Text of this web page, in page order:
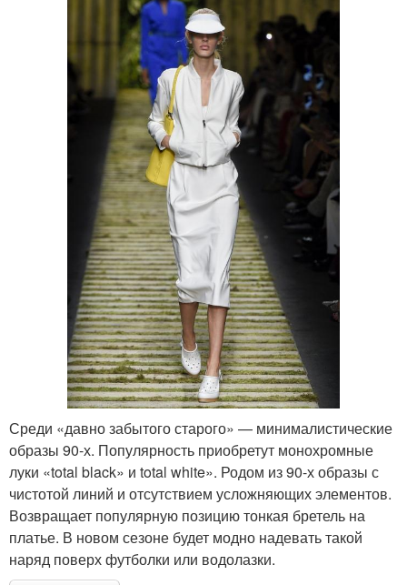
Среди «давно забытого старого» — минималистические
образы 90-х. Популярность приобретут монохромные
луки «total black» и total white». Родом из 90-х образы с
чистотой линий и отсутствием усложняющих элементов.
Возвращает популярную позицию тонкая бретель на
платье. В новом сезоне будет модно надевать такой
наряд поверх футболки или водолазки.